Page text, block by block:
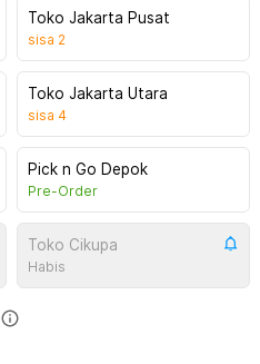
Toko Jakarta Pusat
sisa 2
Toko Jakarta Utara
sisa 4
Pick n Go Depok
Pre-Order
Toko Cikupa
Habis